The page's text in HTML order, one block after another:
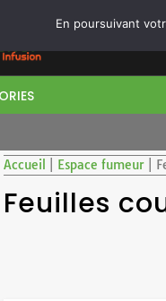
Accueil Espace fumeur
Feuilles
En poursuivant